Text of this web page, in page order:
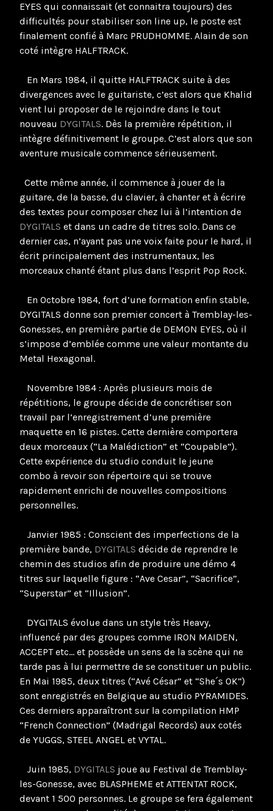
EYES qui connaissait (et connaitra toujours) des
difficultés pour stabiliser son line up, le poste est
finalement confié à Marc PRUDHOMME. Alain de son
coté intègre HALFTRACK.
En Mars 1984, il quitte HALFTRACK suite à des
divergences avec le guitariste, c’est alors que Khalid
vient lui proposer de le rejoindre dans le tout
nouveau DYGITALS. Dès la première répétition, il
intègre définitivement le groupe. C’est alors que son
aventure musicale commence sérieusement.
Cette même année, il commence à jouer de la
guitare, de la basse, du clavier, à chanter et à écrire
des textes pour composer chez lui à l’intention de
DYGITALS et dans un cadre de titres solo. Dans ce
dernier cas, n’ayant pas une voix faite pour le hard, il
écrit principalement des instrumentaux, les
morceaux chanté étant plus dans l’esprit Pop Rock.
En Octobre 1984, fort d’une formation enfin stable,
DYGITALS donne son premier concert à Tremblay-les-
Gonesses, en première partie de DEMON EYES, où il
s’impose d’emblée comme une valeur montante du
Metal Hexagonal.
Novembre 1984 : Après plusieurs mois de
répétitions, le groupe décide de concrétiser son
travail par l’enregistrement d’une première
maquette en 16 pistes. Cette dernière comportera
deux morceaux (“La Malédiction” et “Coupable”).
Cette expérience du studio conduit le jeune
combo à revoir son répertoire qui se trouve
rapidement enrichi de nouvelles compositions
personnelles.
Janvier 1985 : Conscient des imperfections de la
première bande, DYGITALS décide de reprendre le
chemin des studios afin de produire une démo 4
titres sur laquelle figure : “Ave Cesar”, “Sacrifice”,
“Superstar” et “Illusion”.
DYGITALS évolue dans un style très Heavy,
influencé par des groupes comme IRON MAIDEN,
ACCEPT etc… et possède un sens de la scène qui ne
tarde pas à lui permettre de se constituer un public.
En Mai 1985, deux titres (“Avé César” et “She´s OK”)
sont enregistrés en Belgique au studio PYRAMIDES.
Ces derniers apparaîtront sur la compilation HMP
“French Connection” (Madrigal Records) aux cotés
de YUGGS, STEEL ANGEL et VYTAL.
Juin 1985, DYGITALS joue au Festival de Tremblay-
les-Gonesse, avec BLASPHEME et ATTENTAT ROCK,
devant 1 500 personnes. Le groupe se fera également